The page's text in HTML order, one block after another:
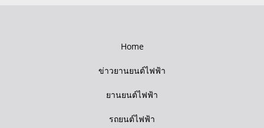
Home
ข่าวยานยนต์ไฟฟ้า
ยานยนต์ไฟฟ้า
รถยนต์ไฟฟ้า